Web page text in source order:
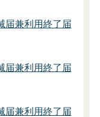
届兼利用終了届
届兼利用終了届
届兼利用終了届